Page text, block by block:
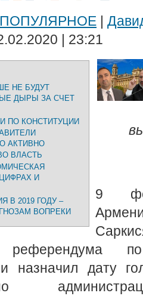
ПОПУЛЯРНОЕ |
| 23:21
НЕ БУДУТ
ДЫРЫ ЗА СЧЕТ
ПО КОНСТИТУЦИИ
АКТИВНО
ВЛАСТЬ
И
В 2019 ГОДУ –
ВОПРЕКИ
9
референдума по
назначил дату